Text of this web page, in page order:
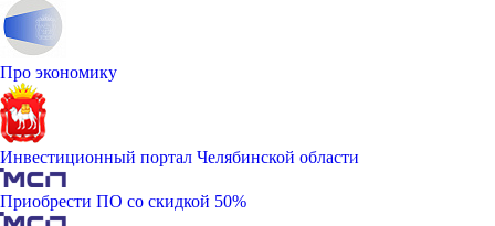
Про экономику
Инвестиционный портал Челябинской области
Приобрести ПО со скидкой 50%